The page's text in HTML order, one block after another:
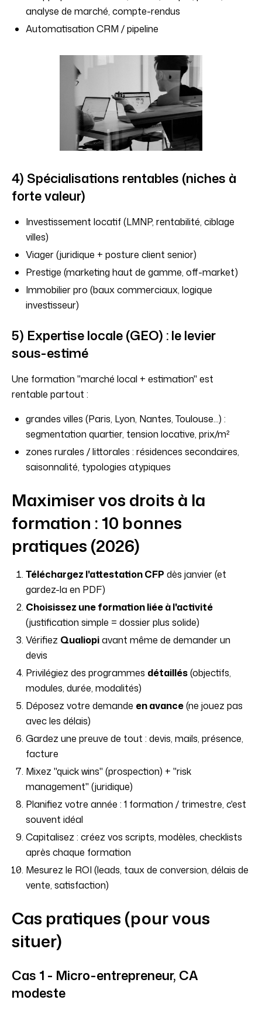
analyse de marché, compte-rendus
Automatisation CRM / pipeline
4) Spécialisations rentables (niches à
forte valeur)
Investissement locatif (LMNP, rentabilité, ciblage
villes)
Viager (juridique + posture client senior)
Prestige (marketing haut de gamme, off-market)
Immobilier pro (baux commerciaux, logique
investisseur)
5) Expertise locale (GEO) : le levier
sous-estimé
Une formation "marché local + estimation" est
rentable partout :
grandes villes (Paris, Lyon, Nantes, Toulouse...) :
segmentation quartier, tension locative, prix/m²
zones rurales / littorales : résidences secondaires,
saisonnalité, typologies atypiques
Maximiser vos droits à la
formation : 10 bonnes
pratiques (2026)
Téléchargez l'attestation CFP dès janvier (et
gardez-la en PDF)
Choisissez une formation liée à l'activité
(justification simple = dossier plus solide)
Vérifiez Qualiopiavant même de demander un
devis
Privilégiez des programmes détaillés(objectifs,
modules, durée, modalités)
Déposez votre demande en avance(ne jouez pas
avec les délais)
Gardez une preuve de tout : devis, mails, présence,
facture
Mixez "quick wins" (prospection) + "risk
management" (juridique)
Planifiez votre année : 1 formation / trimestre, c'est
souvent idéal
Capitalisez : créez vos scripts, modèles, checklists
après chaque formation
Mesurez le ROI (leads, taux de conversion, délais de
vente, satisfaction)
Cas pratiques (pour vous
situer)
Cas 1 - Micro-entrepreneur, CA
modeste